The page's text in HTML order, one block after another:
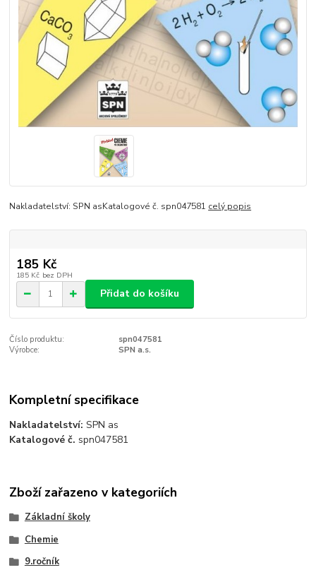
Nakladatelství: SPN asKatalogové č. spn047581 celý popis
185 Kč
185 Kč bez DPH
Přidat do košíku
Číslo produktu:
spn047581
Výrobce:
SPN a.s.
Kompletní specifikace
Nakladatelství:SPN as
Katalogové č. spn047581
Zboží zařazeno v kategoriích
Základní školy
Chemie
9.ročník